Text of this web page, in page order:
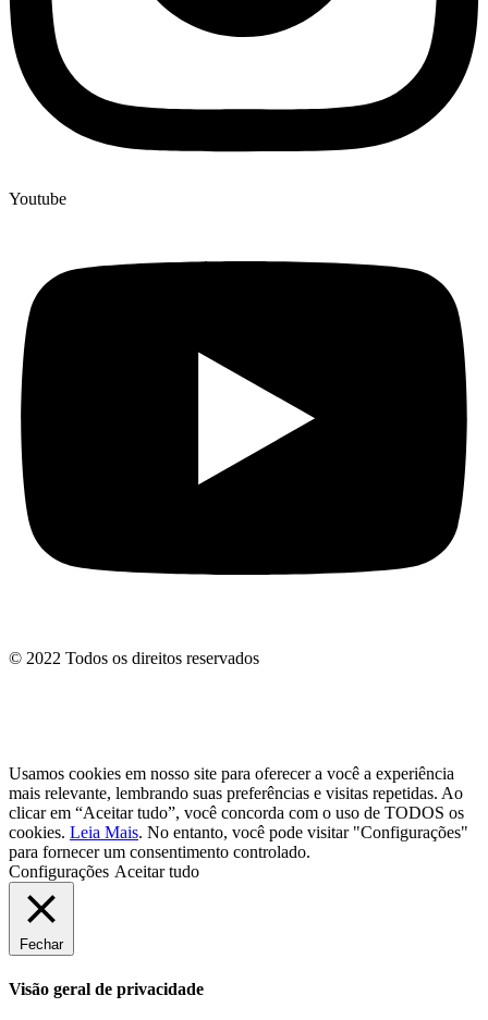
Youtube
© 2022 Todos os direitos reservados
Usamos cookies em nosso site para oferecer a você a experiência
mais relevante, lembrando suas preferências e visitas repetidas. Ao
clicar em “Aceitar tudo”, você concorda com o uso de TODOS os
cookies. Leia Mais. No entanto, você pode visitar "Configurações"
para fornecer um consentimento controlado.
Configurações Aceitar tudo
Fechar
Visão geral de privacidade